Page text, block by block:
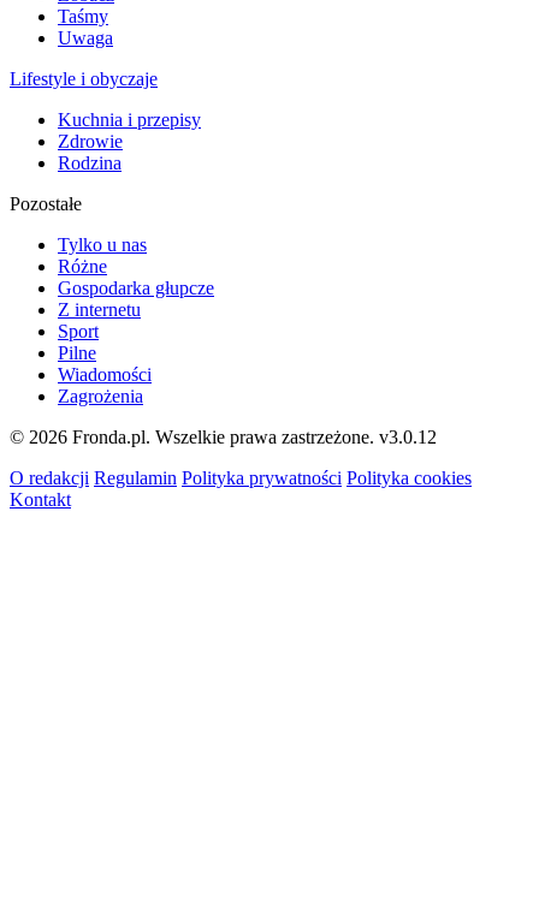
Taśmy
Uwaga
Lifestyle i obyczaje
Kuchnia i przepisy
Zdrowie
Rodzina
Pozostałe
Tylko u nas
Różne
Gospodarka głupcze
Z internetu
Sport
Pilne
Wiadomości
Zagrożenia
© 2026 Fronda.pl. Wszelkie prawa zastrzeżone. v3.0.12
O redakcji Regulamin Polityka prywatności Polityka cookies
Kontakt